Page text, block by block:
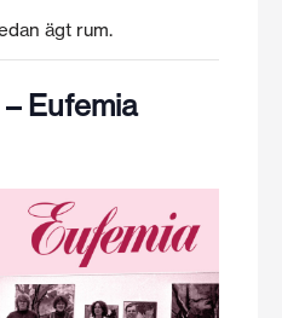
ägt rum.
Eufemia